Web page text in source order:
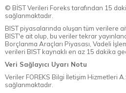
© BİST Verileri Foreks tarafından 15
sağlanmaktadır.
BIST piyasalarında oluşan tüm verilere
BIST'e ait olup, bu veriler tekrar
Borçlanma Araçları Piyasası, Vadeli
verileri BIST kaynaklı en az 15 dakika
Veri Sağlayıcı Uyarı Notu
Veriler FOREKS Bilgi İletişim Hizmetleri
sağlanmaktadır.